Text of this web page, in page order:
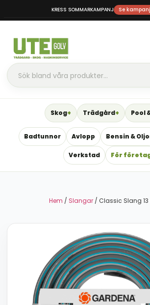
KRESS SOMMARKAMPANJ Se
Skog Trädgård Pool
Badtunnor Avlopp Bensin &
Verkstad För
Hem / Slangar / Classic Slang 13